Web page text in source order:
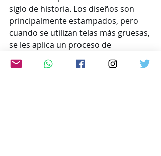
siglo de historia. Los diseños son
principalmente estampados, pero
cuando se utilizan telas más gruesas,
se les aplica un proceso de
decoloración en una fábrica de
teñido en Tokio.